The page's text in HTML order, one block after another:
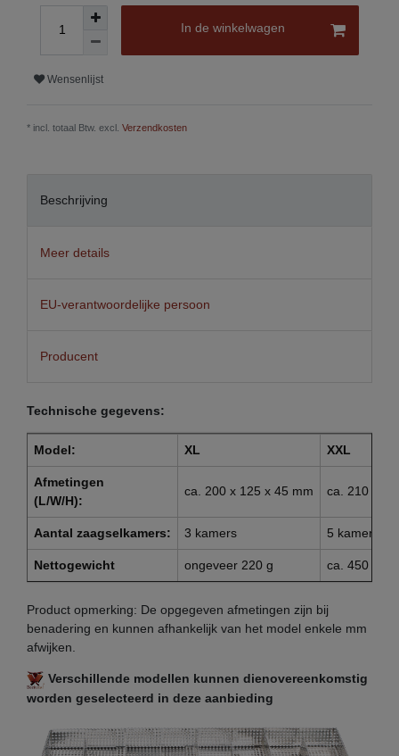
In de winkelwagen
Wensenlijst
* incl. totaal Btw. excl. Verzendkosten
Beschrijving
Meer details
EU-verantwoordelijke persoon
Producent
Technische gegevens:
Model: XL XXL
Afmetingen
(L/W/H):
ca. 200 x 125 x 45 mm ca. 210 x
Aantal zaagselkamers: 3 kamers 5 kamers
Nettogewicht ongeveer 220 g ca. 450 g
Product opmerking: De opgegeven afmetingen zijn bij
benadering en kunnen afhankelijk van het model enkele mm
afwijken.
Verschillende modellen kunnen dienovereenkomstig
worden geselecteerd in deze aanbieding